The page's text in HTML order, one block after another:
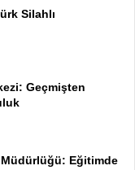
Silahlı
Geçmişten
Eğitimde